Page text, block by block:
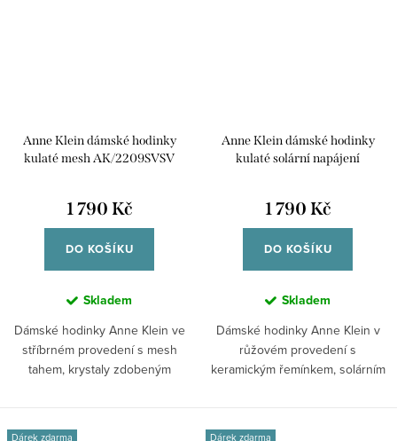
Anne Klein dámské hodinky
kulaté mesh AK/2209SVSV
1 790 Kč
DO KOŠÍKU
Skladem
Dámské hodinky Anne Klein ve
stříbrném provedení s mesh
tahem, krystaly zdobeným
Anne Klein dámské hodinky
kulaté solární napájení
1 790 Kč
DO KOŠÍKU
Skladem
Dámské hodinky Anne Klein v
růžovém provedení s
keramickým řemínkem, solárním
Dárek zdarma Dárek zdarma